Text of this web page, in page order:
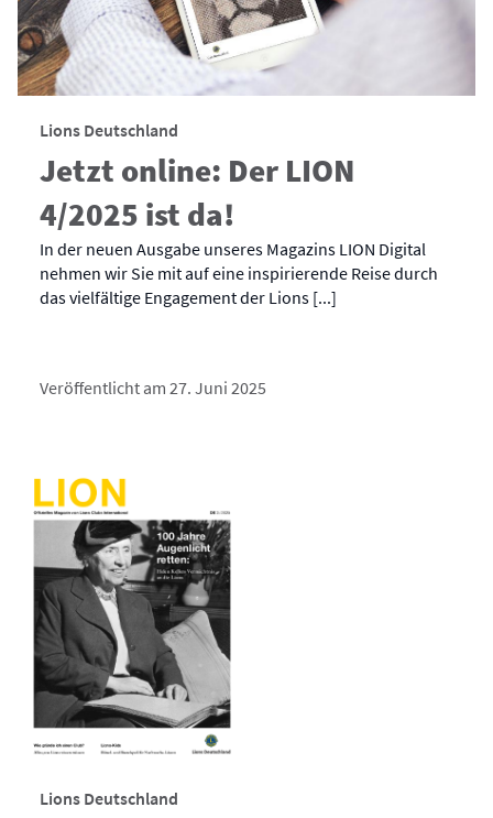
Lions Deutschland
Jetzt online: Der LION
4/2025 ist da!
In der neuen Ausgabe unseres Magazins LION Digital
nehmen wir Sie mit auf eine inspirierende Reise durch
das vielfältige Engagement der Lions [...]
Veröffentlicht am 27. Juni 2025
Lions Deutschland